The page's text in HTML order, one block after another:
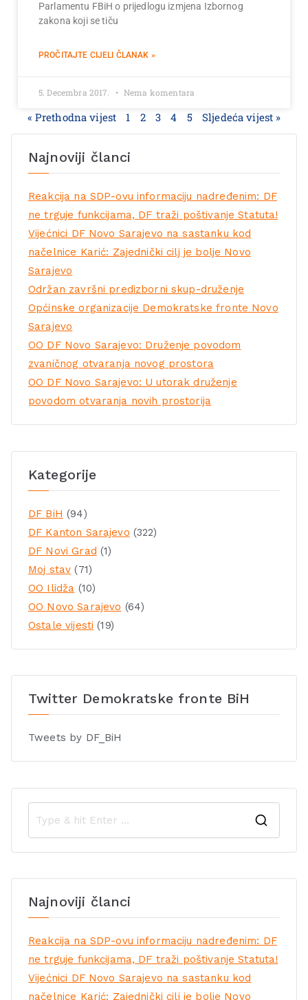
Parlamentu FBiH o prijedlogu izmjena Izbornog
zakona koji se tiču
PROČITAJTE CIJELI ČLANAK »
5. Decembra 2017. Nema komentara
« Prethodna vijest 1 2 3 4 5 Sljedeća vijest »
Najnoviji članci
Reakcija na SDP-ovu informaciju nadređenim: DF
ne trguje funkcijama, DF traži poštivanje Statuta!
Vijećnici DF Novo Sarajevo na sastanku kod
načelnice Karić: Zajednički cilj je bolje Novo
Sarajevo
Održan završni predizborni skup-druženje
Općinske organizacije Demokratske fronte Novo
Sarajevo
OO DF Novo Sarajevo: Druženje povodom
zvaničnog otvaranja novog prostora
OO DF Novo Sarajevo: U utorak druženje
povodom otvaranja novih prostorija
Kategorije
DF BiH (94)
DF Kanton Sarajevo (322)
DF Novi Grad (1)
Moj stav (71)
OO Ilidža (10)
OO Novo Sarajevo (64)
Ostale vijesti (19)
Twitter Demokratske fronte BiH
Tweets by DF_BiH
Najnoviji članci
Reakcija na SDP-ovu informaciju nadređenim: DF
ne trguje funkcijama, DF traži poštivanje Statuta!
Vijećnici DF Novo Sarajevo na sastanku kod
načelnice Karić: Zajednički cilj je bolje Novo